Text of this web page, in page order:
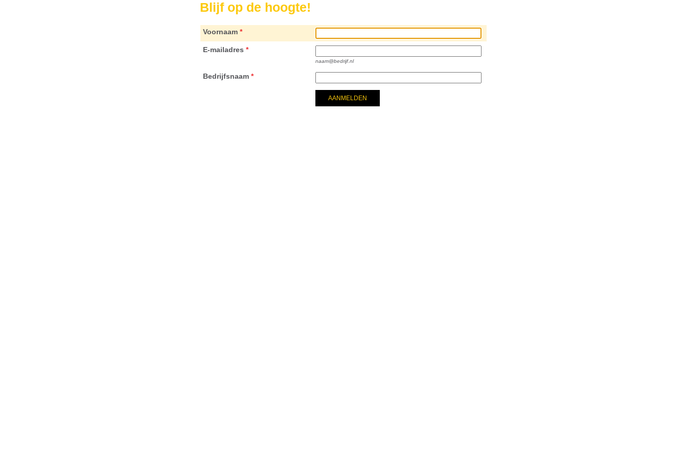
Blijf op de hoogte!
Voornaam *
E-mailadres *
naam@bedrijf.nl
Bedrijfsnaam *